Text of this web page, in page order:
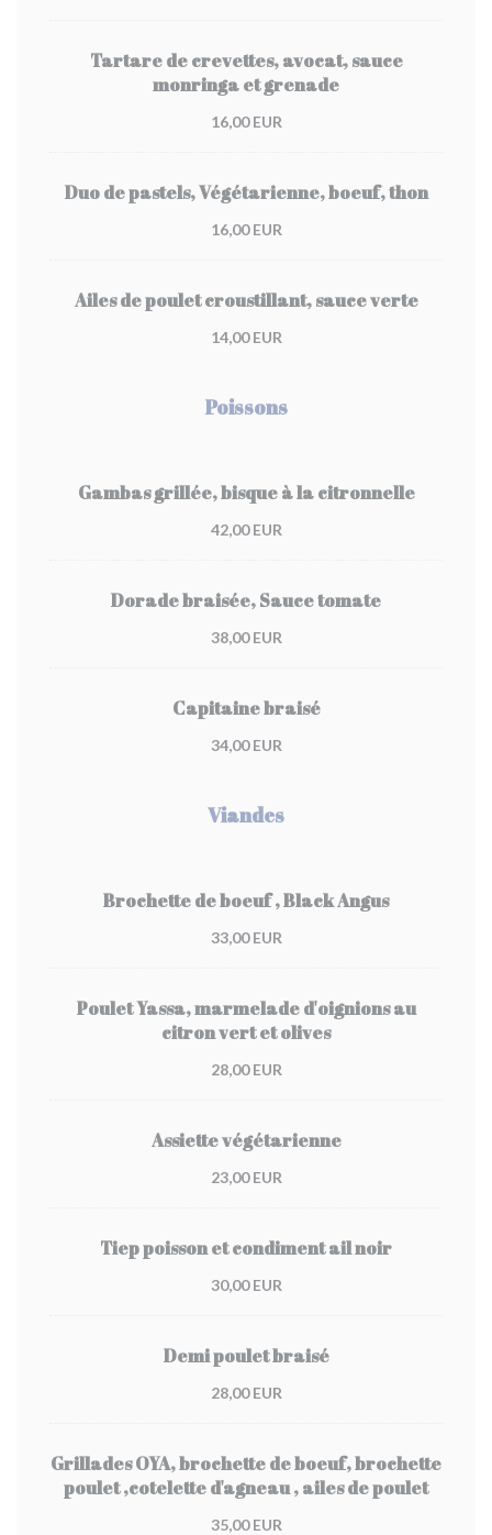
Tartare de crevettes, avocat, sauce
monringa et grenade
16,00 EUR
Duo de pastels, Végétarienne, boeuf, thon
16,00 EUR
Ailes de poulet croustillant, sauce verte
14,00 EUR
Poissons
Gambas grillée, bisque à la citronnelle
42,00 EUR
Dorade braisée, Sauce tomate
38,00 EUR
Capitaine braisé
34,00 EUR
Viandes
Brochette de boeuf , Black Angus
33,00 EUR
Poulet Yassa, marmelade d'oignions au
citron vert et olives
28,00 EUR
Assiette végétarienne
23,00 EUR
Tiep poisson et condiment ail noir
30,00 EUR
Demi poulet braisé
28,00 EUR
Grillades OYA, brochette de boeuf, brochette
poulet ,cotelette d'agneau , ailes de poulet
35,00 EUR